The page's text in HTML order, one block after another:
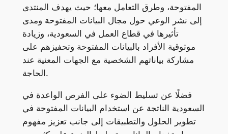
المفتوحة، وطرق التعامل معها؛ حيث يهدف المنتدى
إلى نشر الوعي حول مجال البيانات المفتوحة ومدى
تأثيرها في قطاع العمل في السعودية، وزيادة
موثوقية الأفراد بالبيانات المفتوحة وتحفيزهم على
مشاركة بياناتهم الشخصية مع الجهات المعنية عند
الحاجة.
فضلًا عن تسليط الضوء على الفرص الواعدة في
السعودية الناتجة عن استخدام البيانات المفتوحة في
تطوير الحلول والتطبيقات إلى جانب تعزيز مفهوم